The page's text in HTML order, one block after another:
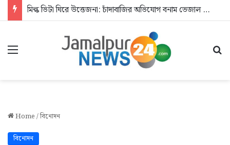
মিল্ক ভিটা ঘিরে উত্তেজনা: চাঁদাবাজির অভিযোগ বনাম ভেজাল দুধের জিডি
Menu
Home/বিনোদন
বিনোদন